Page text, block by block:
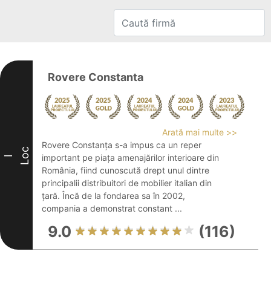
I Loc
Rovere Constanta
Arată mai multe >>
Rovere Constanța s-a impus ca un reper
important pe piața amenajărilor interioare din
România, fiind cunoscută drept unul dintre
principalii distribuitori de mobilier italian din
țară. Încă de la fondarea sa în 2002,
compania a demonstrat constant ...
9.0 (116)